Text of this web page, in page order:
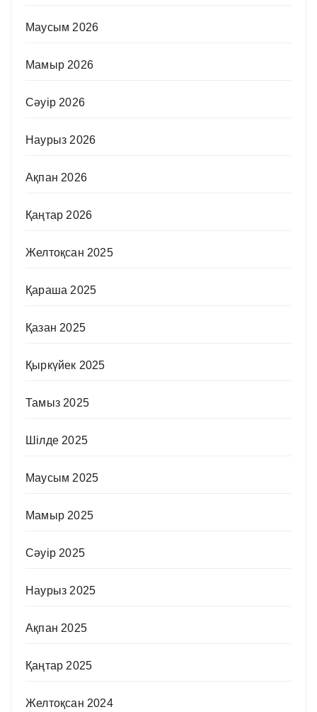
Маусым 2026
Мамыр 2026
Сәуір 2026
Наурыз 2026
Ақпан 2026
Қаңтар 2026
Желтоқсан 2025
Қараша 2025
Қазан 2025
Қыркүйек 2025
Тамыз 2025
Шілде 2025
Маусым 2025
Мамыр 2025
Сәуір 2025
Наурыз 2025
Ақпан 2025
Қаңтар 2025
Желтоқсан 2024